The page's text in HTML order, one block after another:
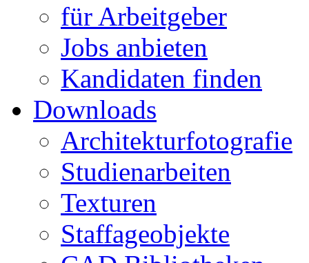
für Arbeitgeber
Jobs anbieten
Kandidaten finden
Downloads
Architekturfotografie
Studienarbeiten
Texturen
Staffageobjekte